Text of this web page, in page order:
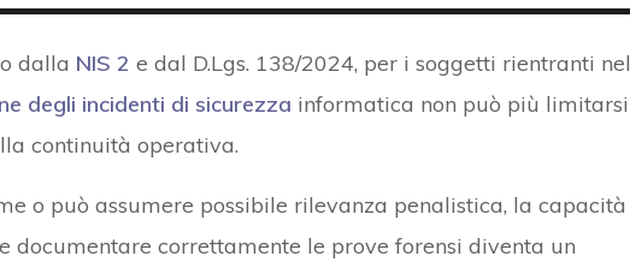
dalla NIS 2 e dal D.Lgs. 138/2024, per i soggetti rientranti nel
degli incidenti di sicurezza informatica non può più limitarsi
continuità operativa.
o può assumere possibile rilevanza penalistica, la capacità
documentare correttamente le prove forensi diventa un